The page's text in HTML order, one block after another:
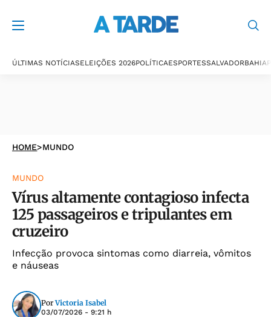
ÚLTIMAS NOTÍCIASELEIÇÕES 2026POLÍTICAESPORTESSALVADORBAHIA
HOME>MUNDO
MUNDO
Vírus altamente contagioso infecta
125 passageiros e tripulantes em
cruzeiro
Infecção provoca sintomas como diarreia, vômitos
e náuseas
Por Victoria Isabel
03/07/2026 - 9:21 h